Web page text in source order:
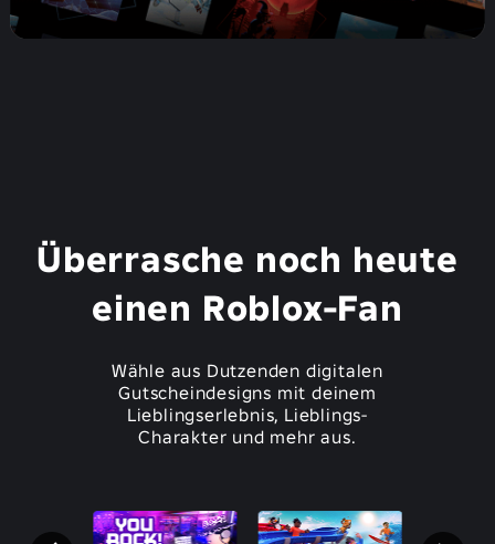
Überrasche noch heute
einen Roblox-Fan
Wähle aus Dutzenden digitalen
Gutscheindesigns mit deinem
Lieblingserlebnis, Lieblings-
Charakter und mehr aus.